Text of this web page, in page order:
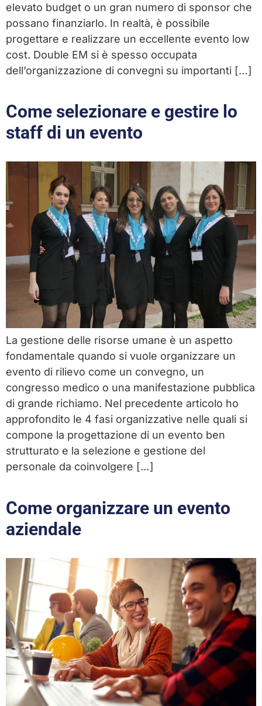
elevato budget o un gran numero di sponsor che
possano finanziarlo. In realtà, è possibile
progettare e realizzare un eccellente evento low
cost. Double EM si è spesso occupata
dell’organizzazione di convegni su importanti […]
Come selezionare e gestire lo
staff di un evento
La gestione delle risorse umane è un aspetto
fondamentale quando si vuole organizzare un
evento di rilievo come un convegno, un
congresso medico o una manifestazione pubblica
di grande richiamo. Nel precedente articolo ho
approfondito le 4 fasi organizzative nelle quali si
compone la progettazione di un evento ben
strutturato e la selezione e gestione del
personale da coinvolgere […]
Come organizzare un evento
aziendale